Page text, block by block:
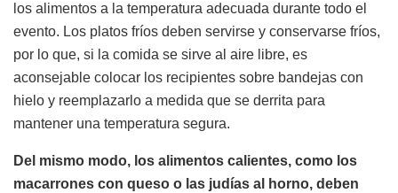
los alimentos a la temperatura adecuada durante todo el
evento. Los platos fríos deben servirse y conservarse fríos,
por lo que, si la comida se sirve al aire libre, es
aconsejable colocar los recipientes sobre bandejas con
hielo y reemplazarlo a medida que se derrita para
mantener una temperatura segura.
Del mismo modo, los alimentos calientes, como los
macarrones con queso o las judías al horno, deben